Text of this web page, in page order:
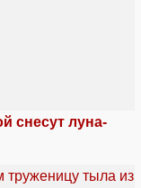
снесут луна-